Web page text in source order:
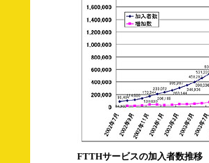
FTTHサービスの加入者数推移